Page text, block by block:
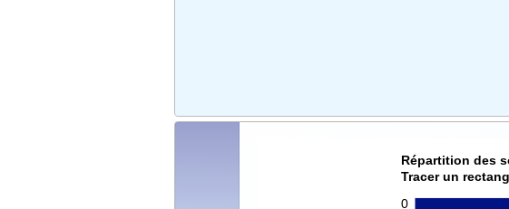
Répartition des
Tracer un
0